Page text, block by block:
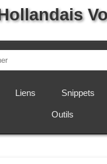
Liens Snippets
Outils